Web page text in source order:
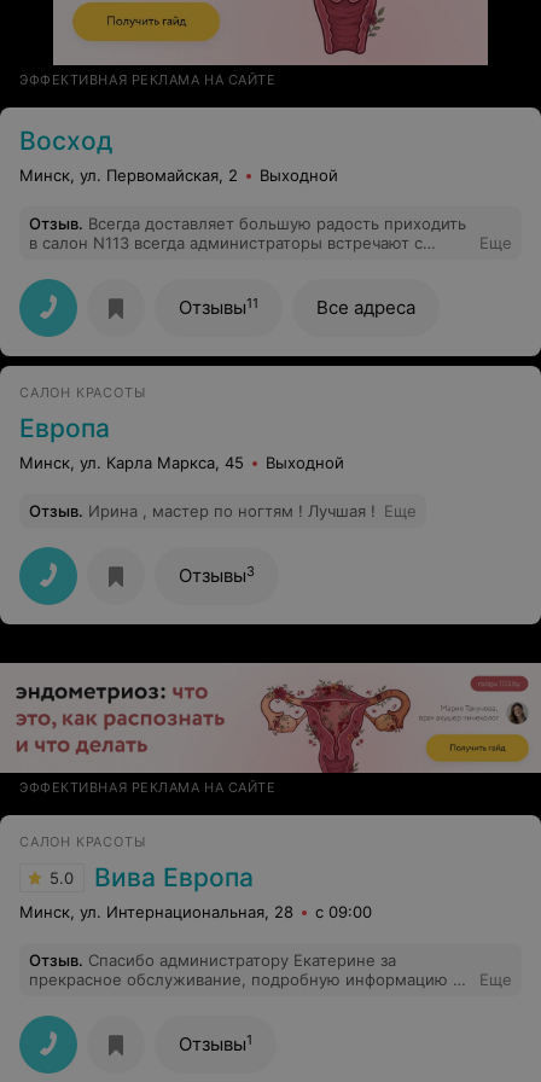
ЭФФЕКТИВНАЯ РЕКЛАМА НА САЙТЕ
Восход
Минск, ул. Первомайская, 2 Выходной
Отзыв. Всегда доставляет большую радость приходить
в салон N113 всегда администраторы встречают с
P.S. Рекомендую мужского мастера Якимович А.
МАСТЕР СУПЕР!!!!
Еще
Отзывы11 Все адреса
САЛОН КРАСОТЫ
Европа
Минск, ул. Карла Маркса, 45 Выходной
Отзыв. Ирина , мастер по ногтям ! Лучшая ! Еще
Отзывы3
ЭФФЕКТИВНАЯ РЕКЛАМА НА САЙТЕ
САЛОН КРАСОТЫ
5.0 Вива Европа
Минск, ул. Интернациональная, 28 с 09:00
Отзыв. Спасибо администратору Екатерине за
прекрасное обслуживание, подробную информацию и
Еще
Отзывы1